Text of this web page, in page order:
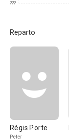
???
Reparto
Régis Porte
Peter